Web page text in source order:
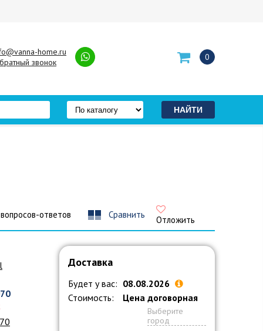
home.ru
звонок
0
ответов Сравнить Отложить
Доставка
Будет у вас: 08.08.2026
Стоимость:
Цена договорная
Выберите
город